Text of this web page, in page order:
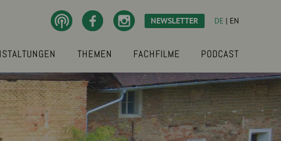
NEWSLETTER DE | EN
THEMEN FACHFILME PODCAST